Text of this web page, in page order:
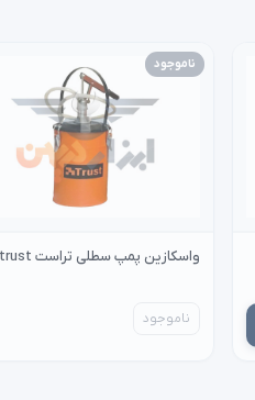
ناموجود
واسکازین پمپ سطلی تراست trust
ناموجود